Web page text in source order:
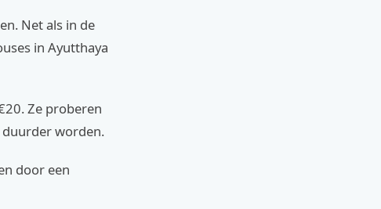
Net als in de
in Ayutthaya
Ze proberen
worden.
door een